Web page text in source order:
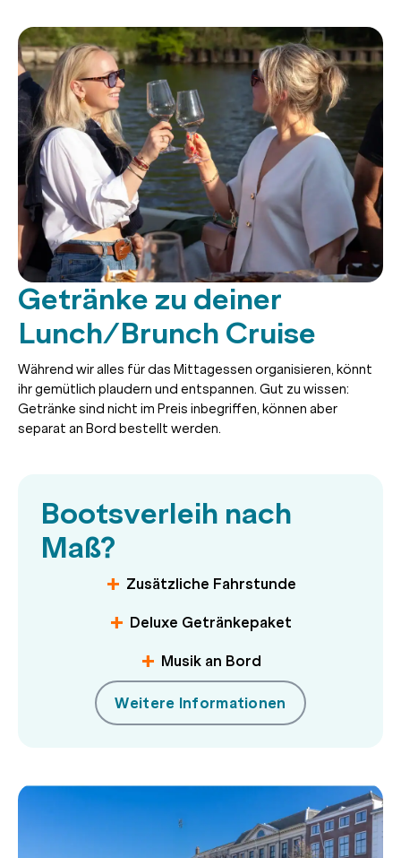
Getränke zu deiner
Lunch/Brunch Cruise
Während wir alles für das Mittagessen organisieren, könnt
ihr gemütlich plaudern und entspannen. Gut zu wissen:
Getränke sind nicht im Preis inbegriffen, können aber
separat an Bord bestellt werden.
Bootsverleih nach
Maß?
Zusätzliche Fahrstunde
Deluxe Getränkepaket
Musik an Bord
Weitere Informationen